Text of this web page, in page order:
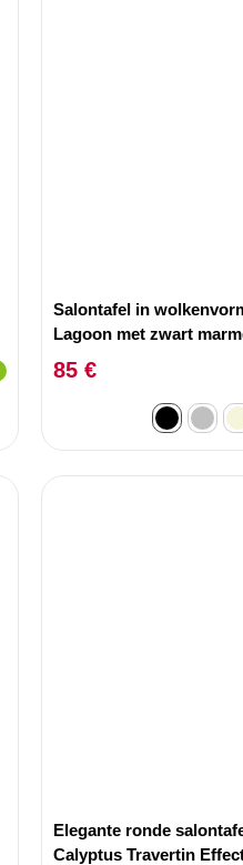
Salontafel in
Lagoon met zwart
85 €
Elegante ronde
Calyptus Travertin